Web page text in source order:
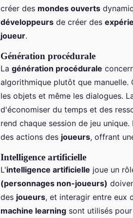
créer des mondes ouverts
développeurs de créer des
joueur.
Génération procédurale
La génération procédurale
algorithmique plutôt que manuelle.
les objets et même les dialogues.
d'économiser du temps et des
rend chaque session de jeu unique.
des actions des joueurs, offrant
Intelligence artificielle
L'intelligence artificielle joue un
(personnages non-joueurs)
des joueurs, et interagir entre eux
machine learning sont utilisés